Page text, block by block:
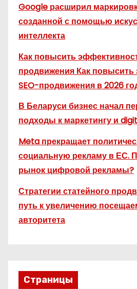
Google расширил
созданной с помощью
интеллекта
Как повысить
продвижения Как
SEO-продвижения в 2026
В Беларуси бизнес начал
подходы к маркетингу и
Meta прекращает
социальную рекламу в ЕС.
рынок цифровой рекламы?
Стратегии статейного
путь к увеличению
авторитета
Страницы